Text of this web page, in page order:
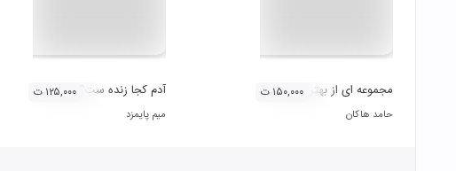
مجموعه ای از بهترین آثار حامد هاکان
حامد هاکان
۱۵۰,۰۰۰ ت آدم کجا زنده ست؟
میم پایمزد
۱۲۵,۰۰۰ ت